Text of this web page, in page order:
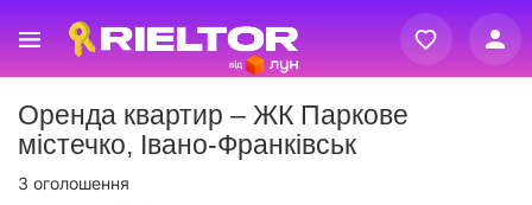
Вхід
Оренда квартир – ЖК Паркове
містечко, Івано-Франківськ
3 оголошення